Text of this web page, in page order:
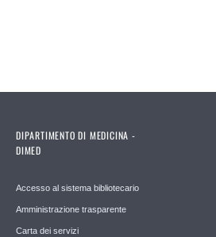
DIPARTIMENTO DI MEDICINA -
DIMED
Accesso al sistema bibliotecario
Amministrazione trasparente
Carta dei servizi